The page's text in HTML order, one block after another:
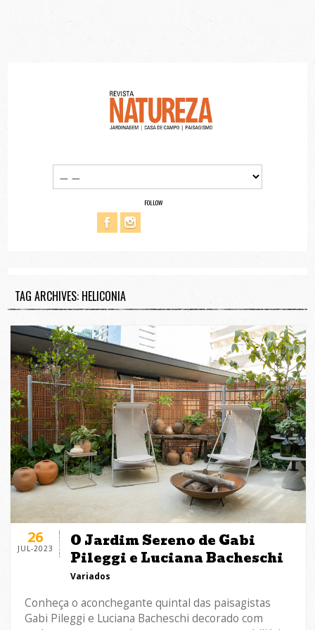
FOLLOW
TAG ARCHIVES: HELICONIA
26
JUL-2023
O Jardim Sereno de Gabi
Pileggi e Luciana Bacheschi
Variados
Conheça o aconchegante quintal das paisagistas
Gabi Pileggi e Luciana Bacheschi decorado com